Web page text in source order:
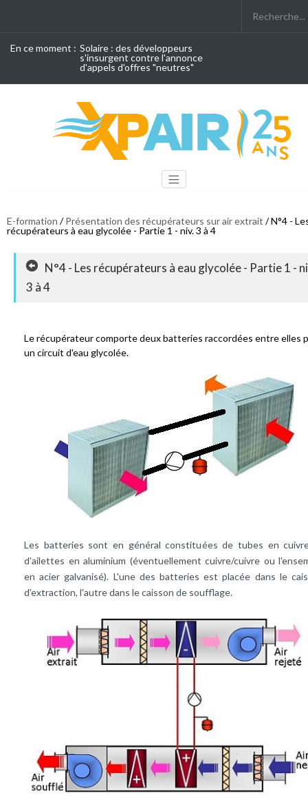
En ce moment : Solaire : des développeurs
s'insurgent contre l'annonce
d'appels d'offres "neutres"
E-formation /Présentation des récupérateurs sur air extrait / N°4 -
récupérateurs à eau glycolée - Partie 1 - niv. 3 à 4
N°4 - Les récupérateurs à eau glycolée - Partie 1 -
3 à 4
Le récupérateur comporte deux batteries raccordées entre elles
un circuit d'eau glycolée.
Les batteries sont en général constituées de tubes en
d'ailettes en aluminium (éventuellement cuivre/cuivre ou
en acier galvanisé). L'une des batteries est placée dans le
d'extraction, l'autre dans le caisson de soufflage.